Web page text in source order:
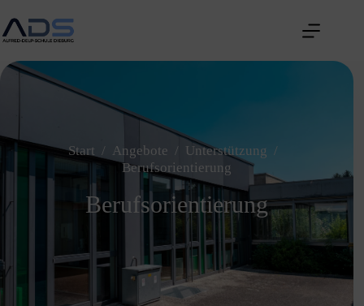
Start / Angebote / Unterstützung /
Berufsorientierung
Berufsorientierung